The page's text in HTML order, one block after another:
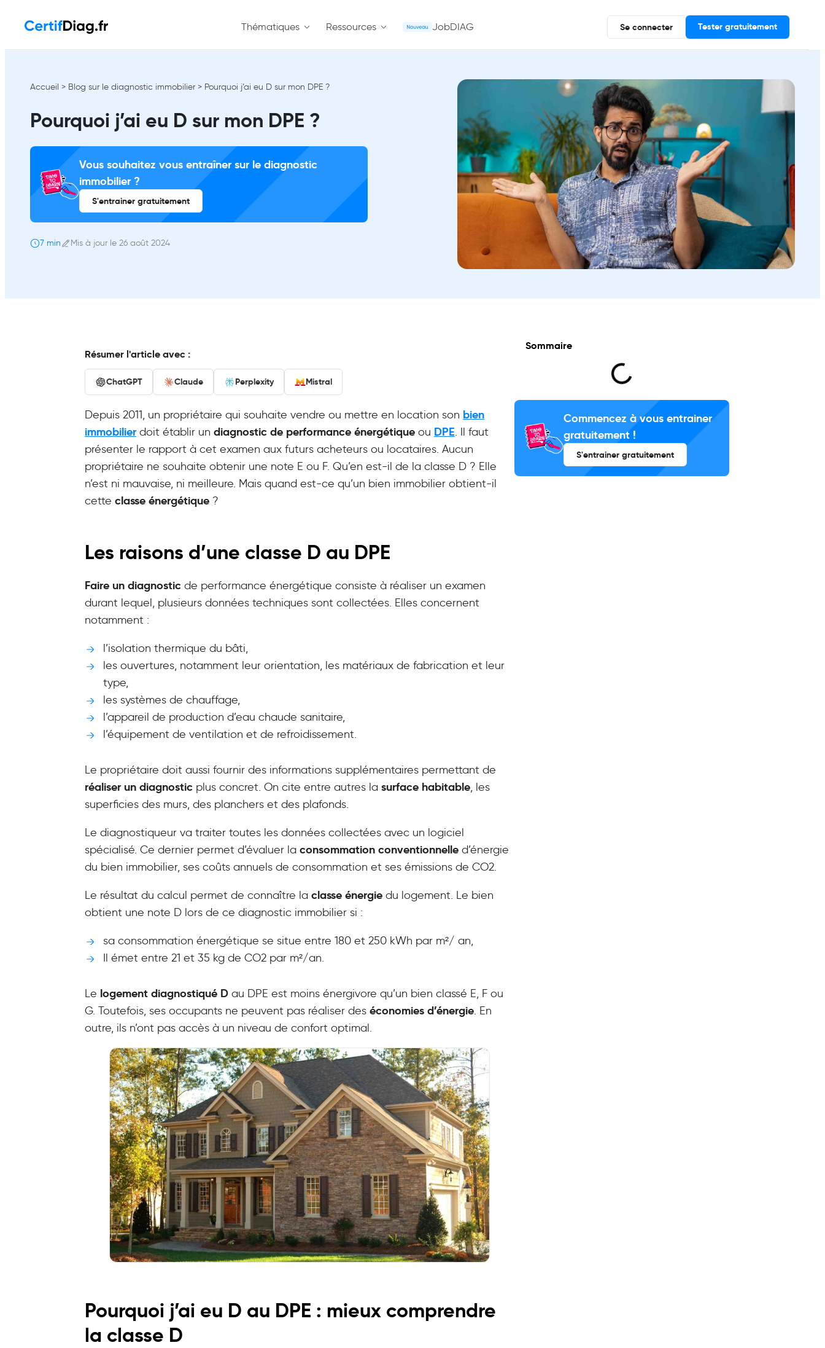
Thématiques Ressources JobDIAG Se connecter Tester gratuitement
Accueil > Blog sur le diagnostic immobilier > Pourquoi j’ai eu D sur mon DPE ?
Pourquoi j’ai eu D sur mon DPE ?
Vous souhaitez vous entraîner sur le diagnostic
immobilier ?
S'entrainer gratuitement
7 min Mis à jour le 26 août 2024
Résumer l'article avec :
ChatGPT Claude Perplexity Mistral
Depuis 2011, un propriétaire qui souhaite vendre ou mettre en location son bien
immobilier doit établir un diagnostic de performance énergétique ou DPE. Il faut
présenter le rapport à cet examen aux futurs acheteurs ou locataires. Aucun
propriétaire ne souhaite obtenir une note E ou F. Qu’en est-il de la classe D ? Elle
n’est ni mauvaise, ni meilleure. Mais quand est-ce qu’un bien immobilier obtient-il
cette classe énergétique ?
Les raisons d’une classe D au DPE
Faire un diagnostic de performance énergétique consiste à réaliser un examen
durant lequel, plusieurs données techniques sont collectées. Elles concernent
notamment :
l’isolation thermique du bâti,
les ouvertures, notamment leur orientation, les matériaux de fabrication et leur
type,
les systèmes de chauffage,
l’appareil de production d’eau chaude sanitaire,
l’équipement de ventilation et de refroidissement.
Le propriétaire doit aussi fournir des informations supplémentaires permettant de
réaliser un diagnostic plus concret. On cite entre autres la surface habitable, les
superficies des murs, des planchers et des plafonds.
Le diagnostiqueur va traiter toutes les données collectées avec un logiciel
spécialisé. Ce dernier permet d’évaluer la consommation conventionnelle d’énergie
du bien immobilier, ses coûts annuels de consommation et ses émissions de CO2.
Le résultat du calcul permet de connaître la classe énergie du logement. Le bien
obtient une note D lors de ce diagnostic immobilier si :
sa consommation énergétique se situe entre 180 et 250 kWh par m²/ an,
Il émet entre 21 et 35 kg de CO2 par m²/an.
Le logement diagnostiqué D au DPE est moins énergivore qu’un bien classé E, F ou
G. Toutefois, ses occupants ne peuvent pas réaliser des économies d’énergie. En
outre, ils n’ont pas accès à un niveau de confort optimal.
Pourquoi j’ai eu D au DPE : mieux comprendre
la classe D
Sommaire
Commencez à vous entrainer
gratuitement !
S'entrainer gratuitement